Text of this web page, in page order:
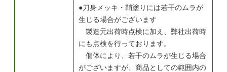
●刀身メッキ・鞘塗りには若干のムラが
生じる場合がございます
製造元出荷時点検に加え、弊社出荷時
にも点検を行っております。
個体により、若干のムラが生じる場合
がございますが、商品としての範囲内の